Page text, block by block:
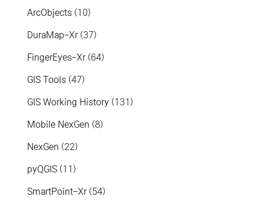
ArcObjects (10)
DuraMap-Xr(37)
FingerEyes-Xr(64)
GIS Tools (47)
GIS Working History (131)
Mobile NexGen (8)
NexGen (22)
pyQGIS (11)
SmartPoint-Xr(54)